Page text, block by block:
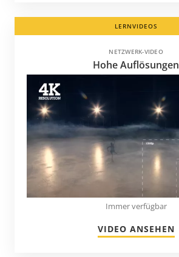
LERNVIDEOS
NETZWERK-VIDEO
Hohe Auflösungen
Immer verfügbar
VIDEO ANSEHEN